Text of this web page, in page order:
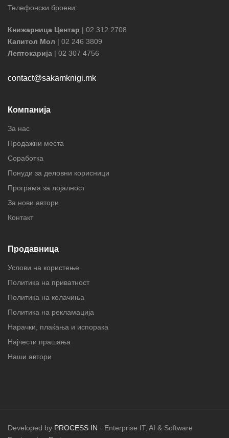
Телефонски броеви:
Книжарница Центар | 02 312 2708
Капитол Мол | 02 246 3809
Лептокарија | 02 307 4756
contact@sakamknigi.mk
Компанија
За нас
Продажни места
Соработка
Понуди за деловни корисници
Програма за лојалност
За нови автори
Контакт
Продавница
Услови на користење
Политика на приватност
Политика на колачиња
Политика на рекламација
Нарачки, плаќања и испорака
Најчести прашања
Наши автори
Developed by PROCESS IN · Enterprise IT, AI & Software